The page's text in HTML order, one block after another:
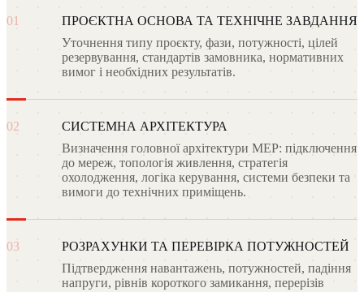
01
ПРОЄКТНА ОСНОВА ТА ТЕХНІЧНЕ ЗАВДАННЯ
Уточнення типу проєкту, фази, потужності, цілей
резервування, стандартів замовника, нормативних
вимог і необхідних результатів.
02
СИСТЕМНА АРХІТЕКТУРА
Визначення головної архітектури MEP: підключення
до мереж, топологія живлення, стратегія
охолодження, логіка керування, системи безпеки та
вимоги до технічних приміщень.
03
РОЗРАХУНКИ ТА ПЕРЕВІРКА ПОТУЖНОСТЕЙ
Підтвердження навантажень, потужностей, падіння
напруги, рівнів короткого замикання, перерізів